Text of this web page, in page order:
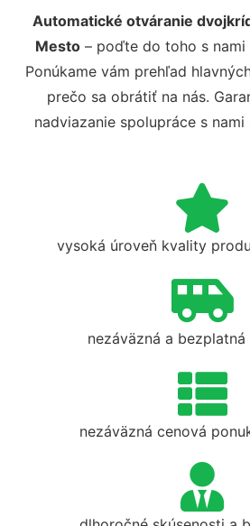
Automatické otváranie
Mesto– poďte do toho s nami
Ponúkame vám prehľad
prečo sa obrátiť na nás.
nadviazanie spolupráce s
vysoká úroveň kvality
nezáväzná a
nezáväzná cenová